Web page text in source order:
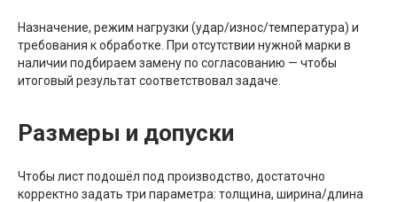
Назначение, режим нагрузки (удар/износ/температура) и
требования к обработке. При отсутствии нужной марки в
наличии подбираем замену по согласованию — чтобы
итоговый результат соответствовал задаче.
Размеры и допуски
Чтобы лист подошёл под производство, достаточно
корректно задать три параметра: толщина, ширина/длина